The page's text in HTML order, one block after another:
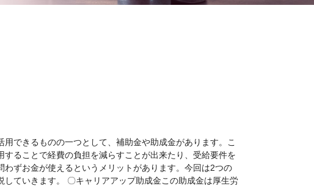
用できるものの一つとして、補助金や助成金があります。こ
することで経費の負担を減らすことが出来たり、受給要件を
わずお金が使えるというメリットがあります。今回は2つの
していきます。 〇キャリアアップ助成金この助成金は厚生労